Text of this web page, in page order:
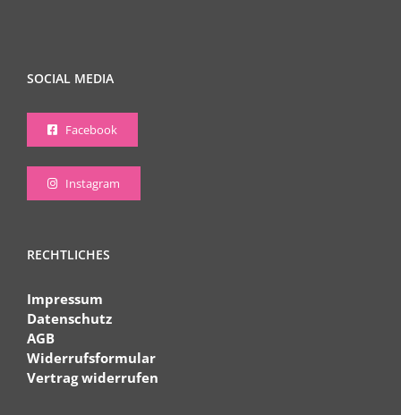
SOCIAL MEDIA
Facebook
Instagram
RECHTLICHES
Impressum
Datenschutz
AGB
Widerrufsformular
Vertrag widerrufen